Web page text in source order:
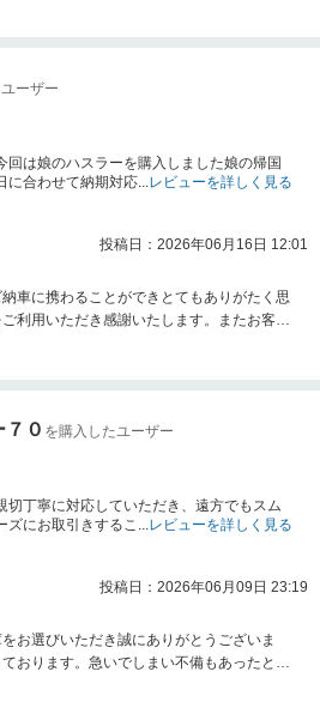
ーザー
回は娘のハスラーを購入しました娘の帰国
に合わせて納期対応...レビューを詳しく見る
投稿日：2026年06月16日 12:01
車に携わることができとてもありがたく思
利用いただき感謝いたします。またお客様
一同。
７０ を購入したユーザー
切丁寧に対応していただき、遠方でもスム
ズにお取引きするこ...レビューを詳しく見る
投稿日：2026年06月09日 23:19
お選びいただき誠にありがとうございま
おります。急いでしまい不備もあったと思